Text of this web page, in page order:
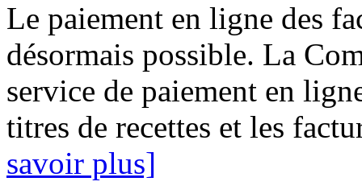
Le paiement en ligne des
désormais possible. La
service de paiement en
titres de recettes et les
savoir plus]